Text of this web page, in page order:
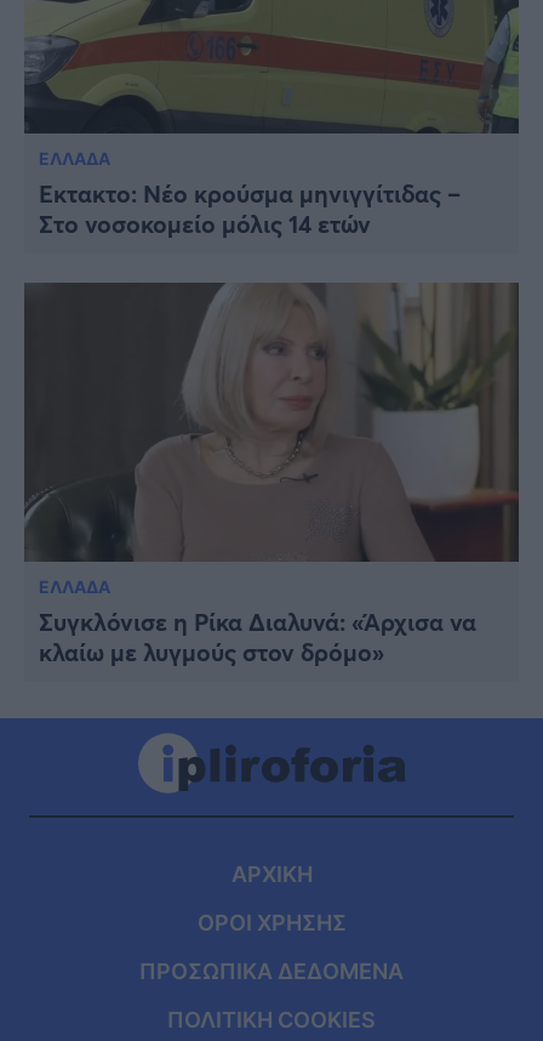
ΕΛΛΑΔΑ
Έκτακτο: Νέο κρούσμα μηνιγγίτιδας –
Στο νοσοκομείο μόλις 14 ετών
ΕΛΛΑΔΑ
Συγκλόνισε η Ρίκα Διαλυνά: «Άρχισα να
κλαίω με λυγμούς στον δρόμο»
ΑΡΧΙΚΗ
ΟΡΟΙ ΧΡΗΣΗΣ
ΠΡΟΣΩΠΙΚΑ ΔΕΔΟΜΕΝΑ
ΠΟΛΙΤΙΚΗ COOKIES